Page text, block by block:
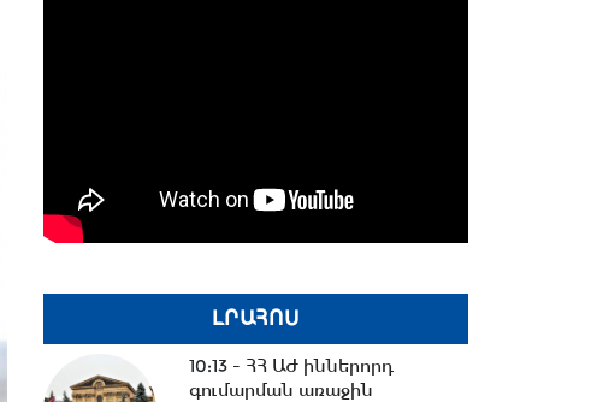
ԼՐԱՀՈՍ
10:13 - ՀՀ ԱԺ իններորդ
գումարման առաջին